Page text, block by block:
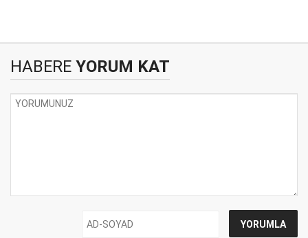
HABERE YORUM KAT